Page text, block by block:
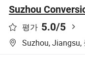
Suzhou
평가 5.0/5
Suzhou, Jiangsu,